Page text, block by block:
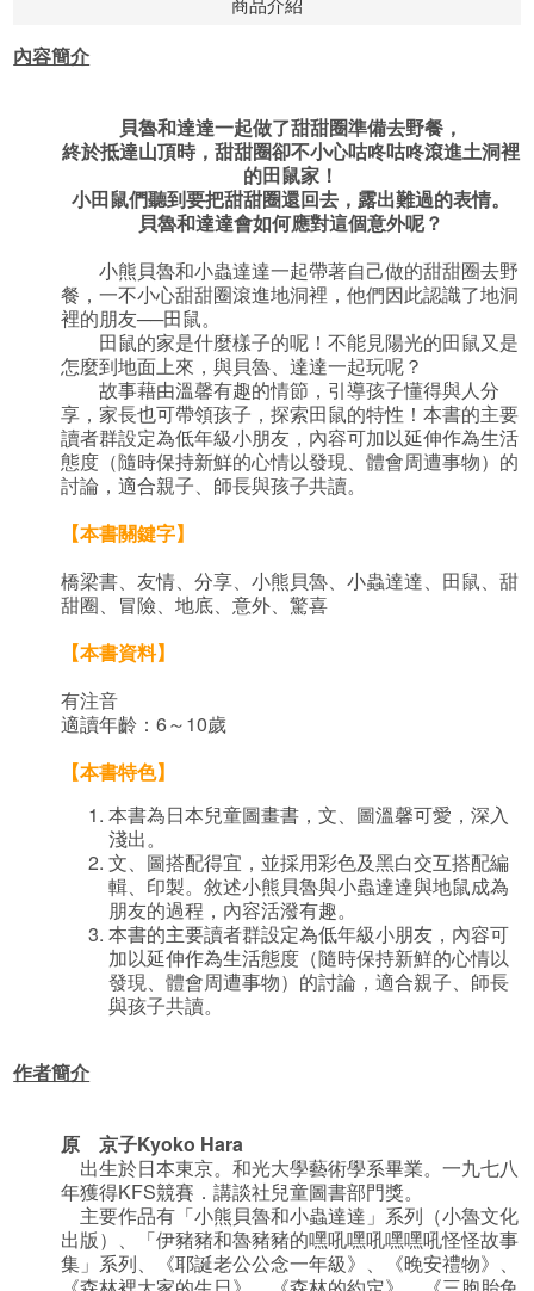
內容簡介
貝魯和達達一起做了甜甜圈準備去野餐，
終於抵達山頂時，甜甜圈卻不小心咕咚咕咚滾進土洞裡
的田鼠家！
小田鼠們聽到要把甜甜圈還回去，露出難過的表情。
貝魯和達達會如何應對這個意外呢？
小熊貝魯和小蟲達達一起帶著自己做的甜甜圈去野
餐，一不小心甜甜圈滾進地洞裡，他們因此認識了地洞
裡的朋友──田鼠。
田鼠的家是什麼樣子的呢！不能見陽光的田鼠又是
怎麼到地面上來，與貝魯、達達一起玩呢？
故事藉由溫馨有趣的情節，引導孩子懂得與人分
享，家長也可帶領孩子，探索田鼠的特性！本書的主要
讀者群設定為低年級小朋友，內容可加以延伸作為生活
態度（隨時保持新鮮的心情以發現、體會周遭事物）的
討論，適合親子、師長與孩子共讀。
【本書關鍵字】
橋梁書、友情、分享、小熊貝魯、小蟲達達、田鼠、甜
甜圈、冒險、地底、意外、驚喜
【本書資料】
有注音
適讀年齡：6～10歲
【本書特色】
本書為日本兒童圖畫書，文、圖溫馨可愛，深入
淺出。
文、圖搭配得宜，並採用彩色及黑白交互搭配編
輯、印製。敘述小熊貝魯與小蟲達達與地鼠成為
朋友的過程，內容活潑有趣。
本書的主要讀者群設定為低年級小朋友，內容可
加以延伸作為生活態度（隨時保持新鮮的心情以
發現、體會周遭事物）的討論，適合親子、師長
與孩子共讀。
作者簡介
原 京子Kyoko Hara
出生於日本東京。和光大學藝術學系畢業。一九七八
年獲得KFS競賽．講談社兒童圖書部門獎。
主要作品有「小熊貝魯和小蟲達達」系列（小魯文化
出版）、「伊豬豬和魯豬豬的嘿吼嘿吼嘿嘿吼怪怪故事
集」系列、《耶誕老公公念一年級》、《晚安禮物》、